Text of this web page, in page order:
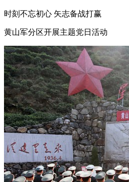
时刻不忘初心 矢志备战打赢
黄山军分区开展主题党日活动